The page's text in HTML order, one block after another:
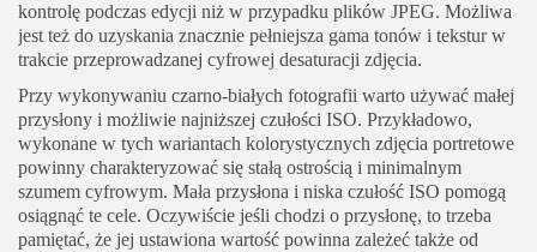
kontrolę podczas edycji niż w przypadku plików JPEG. Możliwa
jest też do uzyskania znacznie pełniejsza gama tonów i tekstur w
trakcie przeprowadzanej cyfrowej desaturacji zdjęcia.
Przy wykonywaniu czarno-białych fotografii warto używać małej
przysłony i możliwie najniższej czułości ISO. Przykładowo,
wykonane w tych wariantach kolorystycznych zdjęcia portretowe
powinny charakteryzować się stałą ostrością i minimalnym
szumem cyfrowym. Mała przysłona i niska czułość ISO pomogą
osiągnąć te cele. Oczywiście jeśli chodzi o przysłonę, to trzeba
pamiętać, że jej ustawiona wartość powinna zależeć także od